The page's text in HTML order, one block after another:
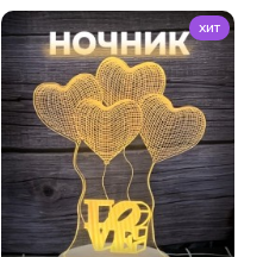
хит